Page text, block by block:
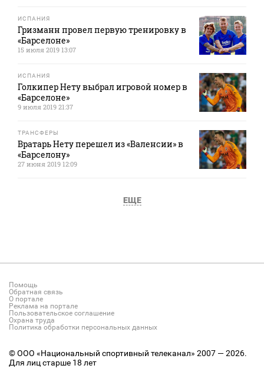
ИСПАНИЯ
Гризманн провел первую тренировку в
«Барселоне»
15 июля 2019 13:07
ИСПАНИЯ
Голкипер Нету выбрал игровой номер в
«Барселоне»
9 июля 2019 21:37
ТРАНСФЕРЫ
Вратарь Нету перешел из «Валенсии» в
«Барселону»
27 июня 2019 12:09
ЕЩЕ
Помощь
Обратная связь
О портале
Реклама на портале
Пользовательское соглашение
Охрана труда
Политика обработки персональных данных
© ООО «Национальный спортивный телеканал» 2007 — 2026.
Для лиц старше 18 лет